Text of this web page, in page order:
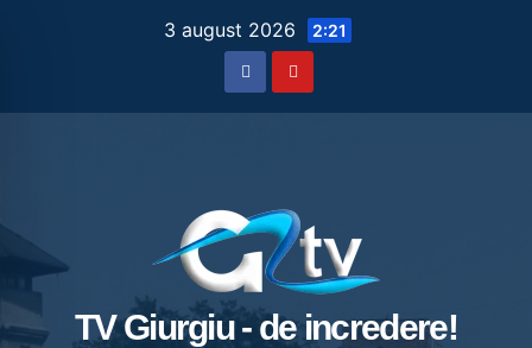
3 august 2026 2:21
TV Giurgiu - de incredere!